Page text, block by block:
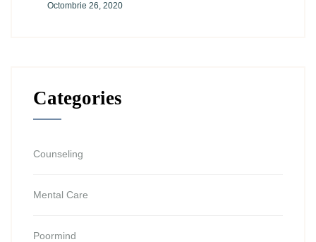
Octombrie 26, 2020
Categories
Counseling
Mental Care
Poormind